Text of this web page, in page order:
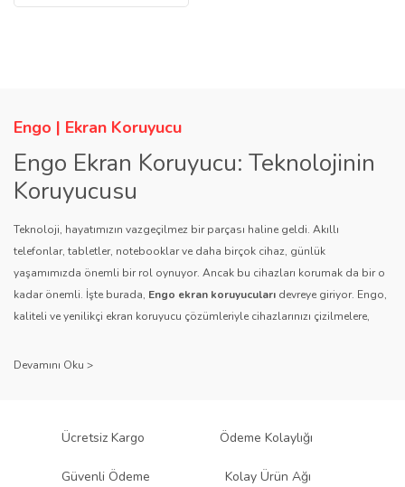
Engo | Ekran Koruyucu
Engo Ekran Koruyucu: Teknolojinin
Koruyucusu
Teknoloji, hayatımızın vazgeçilmez bir parçası haline geldi. Akıllı
telefonlar, tabletler, notebooklar ve daha birçok cihaz, günlük
yaşamımızda önemli bir rol oynuyor. Ancak bu cihazları korumak da bir o
kadar önemli. İşte burada, Engo ekran koruyucuları devreye giriyor. Engo,
kaliteli ve yenilikçi ekran koruyucu çözümleriyle cihazlarınızı çizilmelere,
sağlıyor.
Engo ekran koruyucuları
, uzun yıllara dayanan tecrübesi ve teknolojiye
ürününü titiz bir kalite kontrol sürecinden geçirir. Kullanıcı dostu tasarımı
Ücretsiz Kargo Ödeme Kolaylığı
Güvenli Ödeme Kolay Ürün Ağı